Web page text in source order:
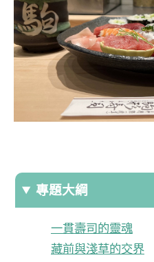
專題大綱
一貫壽司的靈魂
藏前與淺草的交界